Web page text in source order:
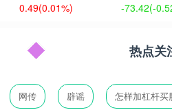
0.49(0.01%) -73.42(-
热点关
网传 辟谣 怎样加杠杆买